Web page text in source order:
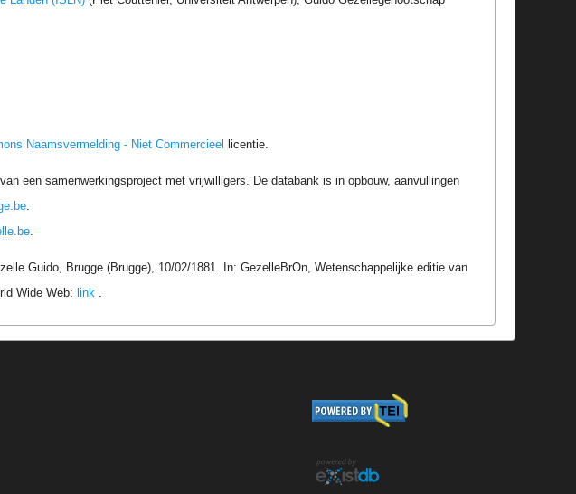
Naamsvermelding - Niet Commercieel licentie.
een samenwerkingsproject met vrijwilligers. De databank is in opbouw, aanvullingen
Guido, Brugge (Brugge), 10/02/1881. In: GezelleBrOn, Wetenschappelijke editie van
Wide Web: link